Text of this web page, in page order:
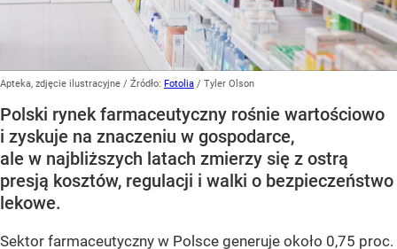
Apteka, zdjęcie ilustracyjne / Źródło: Fotolia / Tyler Olson
Polski rynek farmaceutyczny rośnie wartościowo
i zyskuje na znaczeniu w gospodarce,
ale w najbliższych latach zmierzy się z ostrą
presją kosztów, regulacji i walki o bezpieczeństwo
lekowe.
Sektor farmaceutyczny w Polsce generuje około 0,75 proc.